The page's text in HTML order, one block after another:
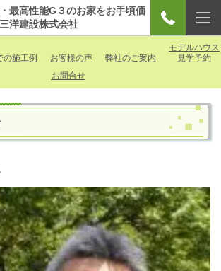
最高性能G３のお家をお手頃価
洋建設株式会社
の施工例 お客様の声 弊社のご案内
モデルハウス
見学予約
お問合せ